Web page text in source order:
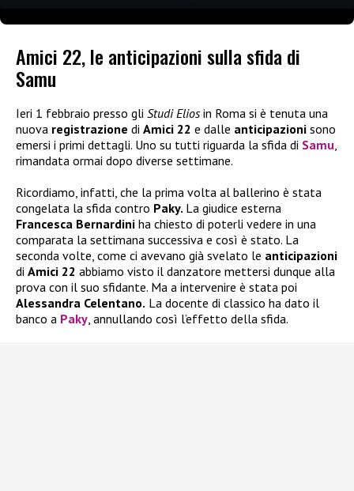
Amici 22, le anticipazioni sulla sfida di
Samu
Ieri 1 febbraio presso gli Studi Eliosin Roma si è tenuta una
nuova registrazione di Amici 22 e dalle anticipazioni sono
emersi i primi dettagli. Uno su tutti riguarda la sfida di Samu,
rimandata ormai dopo diverse settimane.
Ricordiamo, infatti, che la prima volta al ballerino è stata
congelata la sfida contro Paky. La giudice esterna
Francesca Bernardini ha chiesto di poterli vedere in una
comparata la settimana successiva e così è stato. La
seconda volte, come ci avevano già svelato le anticipazioni
di Amici 22 abbiamo visto il danzatore mettersi dunque alla
prova con il suo sfidante. Ma a intervenire è stata poi
Alessandra Celentano. La docente di classico ha dato il
banco a Paky, annullando così l’effetto della sfida.